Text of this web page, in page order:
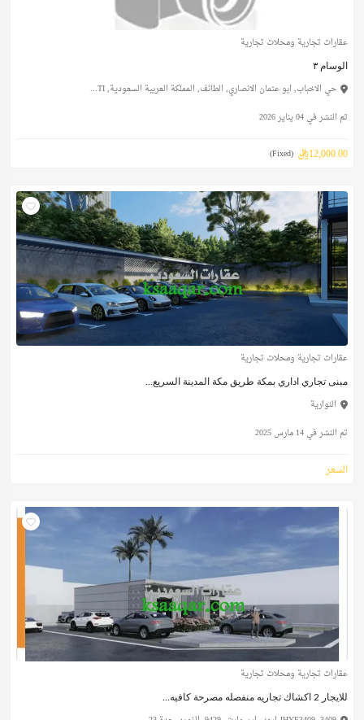
عقارات تجارية ومحلات تجارية
الوسام ٣
حي الاخباب, ابو عثمان الانصاري, الطائف, المملكة العربية السعودية, TI...
تم النشر في 04 يناير 2026
12,000.00ريال (Fixed)
عقارات تجارية ومحلات تجارية
مبنى تجاري اداري بمكة طريق مكة المدينة السريع...
النوارية
تم النشر في 14 مارس 2025
السعر
عقارات تجارية ومحلات تجارية
للايجار 2 اكشاك تجاريه منفصله مصرحة كافيه...